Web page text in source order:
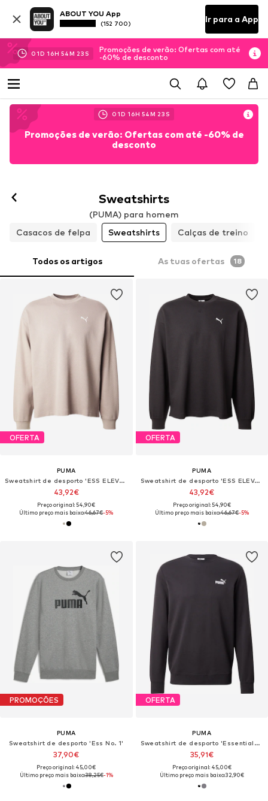
ABOUT YOU App
(152 700) Ir para a App
01D 16H 54M 21 S
Promoções de verão: Ofertas com até
-60% de desconto
01D 16H 54M 21 S
Promoções de verão: Ofertas com até -60% de
desconto
Sweatshirts
(PUMA) para homem
Casacos de felpa
Sweatshirts Calças de treino
Todos os artigos As tuas ofertas 18
OFERTA
PUMA
Sweatshirt de desporto 'ESS ELEVATED'
43,92€
Preço original: 54,90€
Último preço mais baixo:46,67€-5%
OFERTA
PUMA
Sweatshirt de desporto 'ESS ELEVATED'
43,92€
Preço original: 54,90€
Último preço mais baixo:46,67€-5%
PROMOÇÕES
PUMA
Sweatshirt de desporto 'Ess No. 1'
37,90€
Preço original: 45,00€
Último preço mais baixo:38,25€-1%
OFERTA
PUMA
Sweatshirt de desporto 'Essentials No. 1'
35,91€
Preço original: 45,00€
Último preço mais baixo:32,90€